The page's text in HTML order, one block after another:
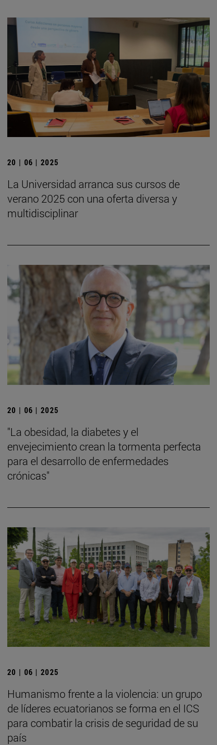
20 | 06 | 2025
La Universidad arranca sus cursos de
verano 2025 con una oferta diversa y
multidisciplinar
20 | 06 | 2025
"La obesidad, la diabetes y el
envejecimiento crean la tormenta perfecta
para el desarrollo de enfermedades
crónicas"
20 | 06 | 2025
Humanismo frente a la violencia: un grupo
de líderes ecuatorianos se forma en el ICS
para combatir la crisis de seguridad de su
país